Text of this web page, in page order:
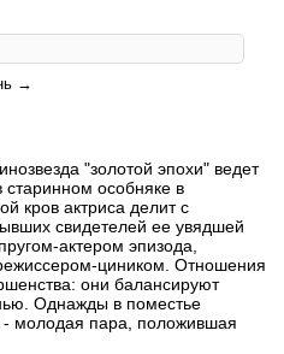
→
"золотой эпохи" ведет
старинном особняке в
кров актриса делит с
свидетелей ее увядшей
актером эпизода,
циником. Отношения
они балансируют
Однажды в поместье
- молодая пара, положившая